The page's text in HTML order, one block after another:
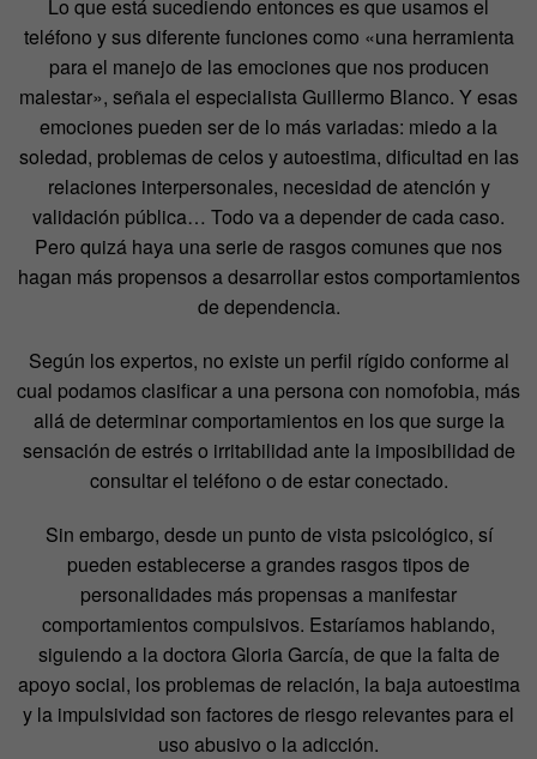
Lo que está sucediendo entonces es que usamos el
teléfono y sus diferente funciones como «una herramienta
para el manejo de las emociones que nos producen
malestar», señala el especialista Guillermo Blanco. Y esas
emociones pueden ser de lo más variadas: miedo a la
soledad, problemas de celos y autoestima, dificultad en las
relaciones interpersonales, necesidad de atención y
validación pública… Todo va a depender de cada caso.
Pero quizá haya una serie de rasgos comunes que nos
hagan más propensos a desarrollar estos comportamientos
de dependencia.
Según los expertos, no existe un perfil rígido conforme al
cual podamos clasificar a una persona con nomofobia, más
allá de determinar comportamientos en los que surge la
sensación de estrés o irritabilidad ante la imposibilidad de
consultar el teléfono o de estar conectado.
Sin embargo, desde un punto de vista psicológico, sí
pueden establecerse a grandes rasgos tipos de
personalidades más propensas a manifestar
comportamientos compulsivos. Estaríamos hablando,
siguiendo a la doctora Gloria García, de que la falta de
apoyo social, los problemas de relación, la baja autoestima
y la impulsividad son factores de riesgo relevantes para el
uso abusivo o la adicción.